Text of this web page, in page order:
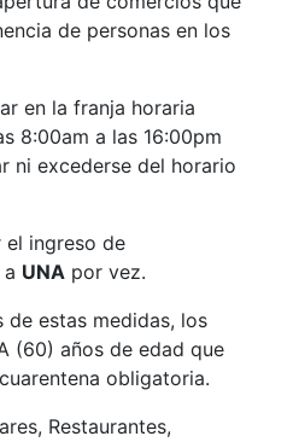
de personas en los
en la franja horaria
8:00am a las 16:00pm
ni excederse del horario
el ingreso de
UNApor vez.
de estas medidas, los
(60) años de edad que
obligatoria.
Restaurantes,